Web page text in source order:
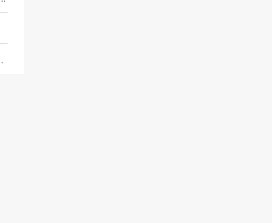
ОРУЖИЯ. ВСУ ТЕРЯЮТ ПРИГРАНИЧЬЕ?